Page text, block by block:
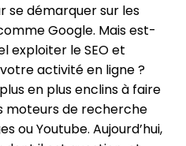
se démarquer sur les
Google. Mais est-
exploiter le SEO et
activité en ligne ?
en plus enclins à faire
moteurs de recherche
ou Youtube. Aujourd’hui,